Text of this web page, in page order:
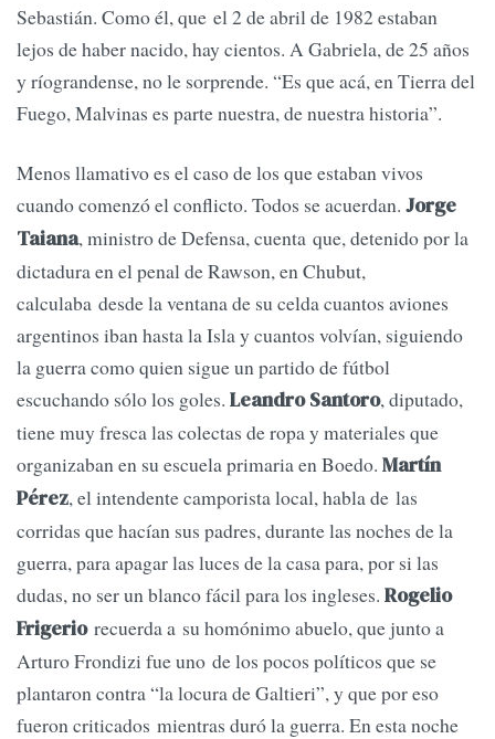
Sebastián. Como él, que el 2 de abril de 1982 estaban
lejos de haber nacido, hay cientos. A Gabriela, de 25 años
y ríograndense, no le sorprende. “Es que acá, en Tierra del
Fuego, Malvinas es parte nuestra, de nuestra historia”.
Menos llamativo es el caso de los que estaban vivos
cuando comenzó el conflicto. Todos se acuerdan. Jorge
Taiana, ministro de Defensa, cuenta que, detenido por la
dictadura en el penal de Rawson, en Chubut,
calculaba desde la ventana de su celda cuantos aviones
argentinos iban hasta la Isla y cuantos volvían, siguiendo
la guerra como quien sigue un partido de fútbol
escuchando sólo los goles. Leandro Santoro, diputado,
tiene muy fresca las colectas de ropa y materiales que
organizaban en su escuela primaria en Boedo. Martín
Pérez, el intendente camporista local, habla de las
corridas que hacían sus padres, durante las noches de la
guerra, para apagar las luces de la casa para, por si las
dudas, no ser un blanco fácil para los ingleses. Rogelio
Frigeriorecuerda a su homónimo abuelo, que junto a
Arturo Frondizi fue uno de los pocos políticos que se
plantaron contra “la locura de Galtieri”, y que por eso
fueron criticados mientras duró la guerra. En esta noche